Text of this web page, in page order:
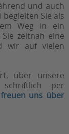
und auch
Sie als
Weg in ein
zeitnah eine
wir auf vielen
über unsere
per
uns über